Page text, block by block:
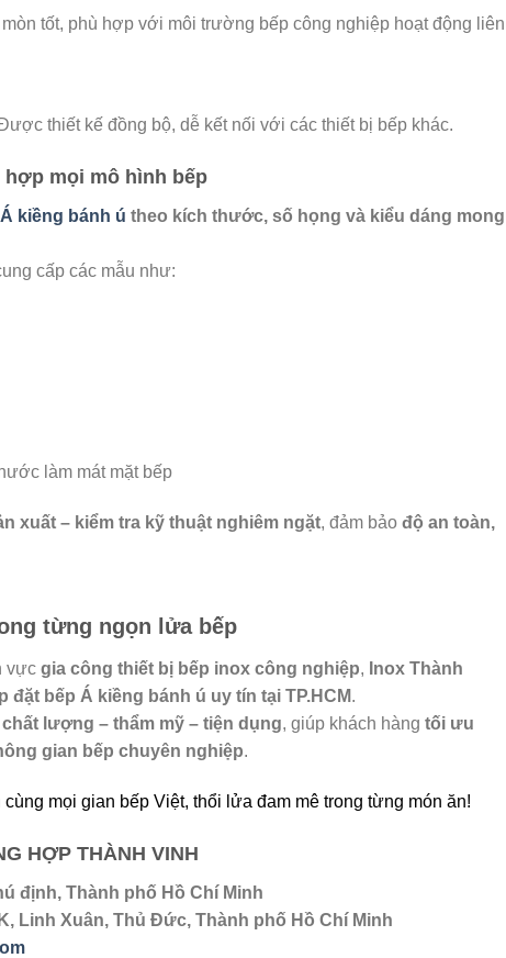
tốt, phù hợp với môi trường bếp công nghiệp hoạt động liên
thiết kế đồng bộ, dễ kết nối với các thiết bị bếp khác.
hợp mọi mô hình bếp
kiềng bánh ú theo kích thước, số họng và kiểu dáng mong
cấp các mẫu như:
làm mát mặt bếp
xuất – kiểm tra kỹ thuật nghiêm ngặt, đảm bảo độ an toàn,
từng ngọn lửa bếp
vực gia công thiết bị bếp inox công nghiệp, Inox Thành
đặt bếp Á kiềng bánh ú uy tín tại TP.HCM.
chất lượng – thẩm mỹ – tiện dụng, giúp khách hàng tối ưu
gian bếp chuyên nghiệp.
cùng mọi gian bếp Việt, thổi lửa đam mê trong từng món ăn!
HỢP THÀNH VINH
định, Thành phố Hồ Chí Minh
Linh Xuân, Thủ Đức, Thành phố Hồ Chí Minh